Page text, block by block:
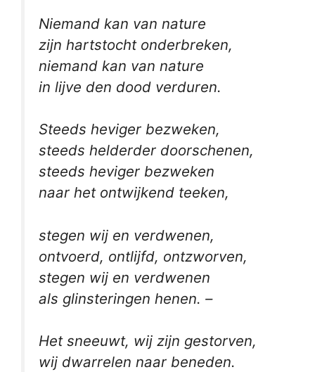
Niemand kan van nature
zijn hartstocht onderbreken,
niemand kan van nature
in lijve den dood verduren.
Steeds heviger bezweken,
steeds helderder doorschenen,
steeds heviger bezweken
naar het ontwijkend teeken,
stegen wij en verdwenen,
ontvoerd, ontlijfd, ontzworven,
stegen wij en verdwenen
als glinsteringen henen. –
Het sneeuwt, wij zijn gestorven,
wij dwarrelen naar beneden.